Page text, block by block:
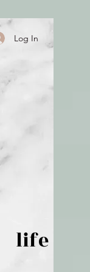
Log In
life